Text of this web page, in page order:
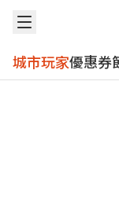
城市玩家優惠券